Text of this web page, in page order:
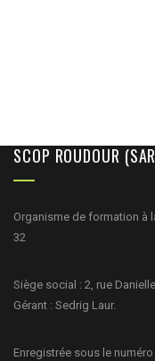
SCOP ROUDOUR
Organisme de formation à
32
Siège social : 2, rue
Gérant : Sedrig Laur.
Enregistrée sous le